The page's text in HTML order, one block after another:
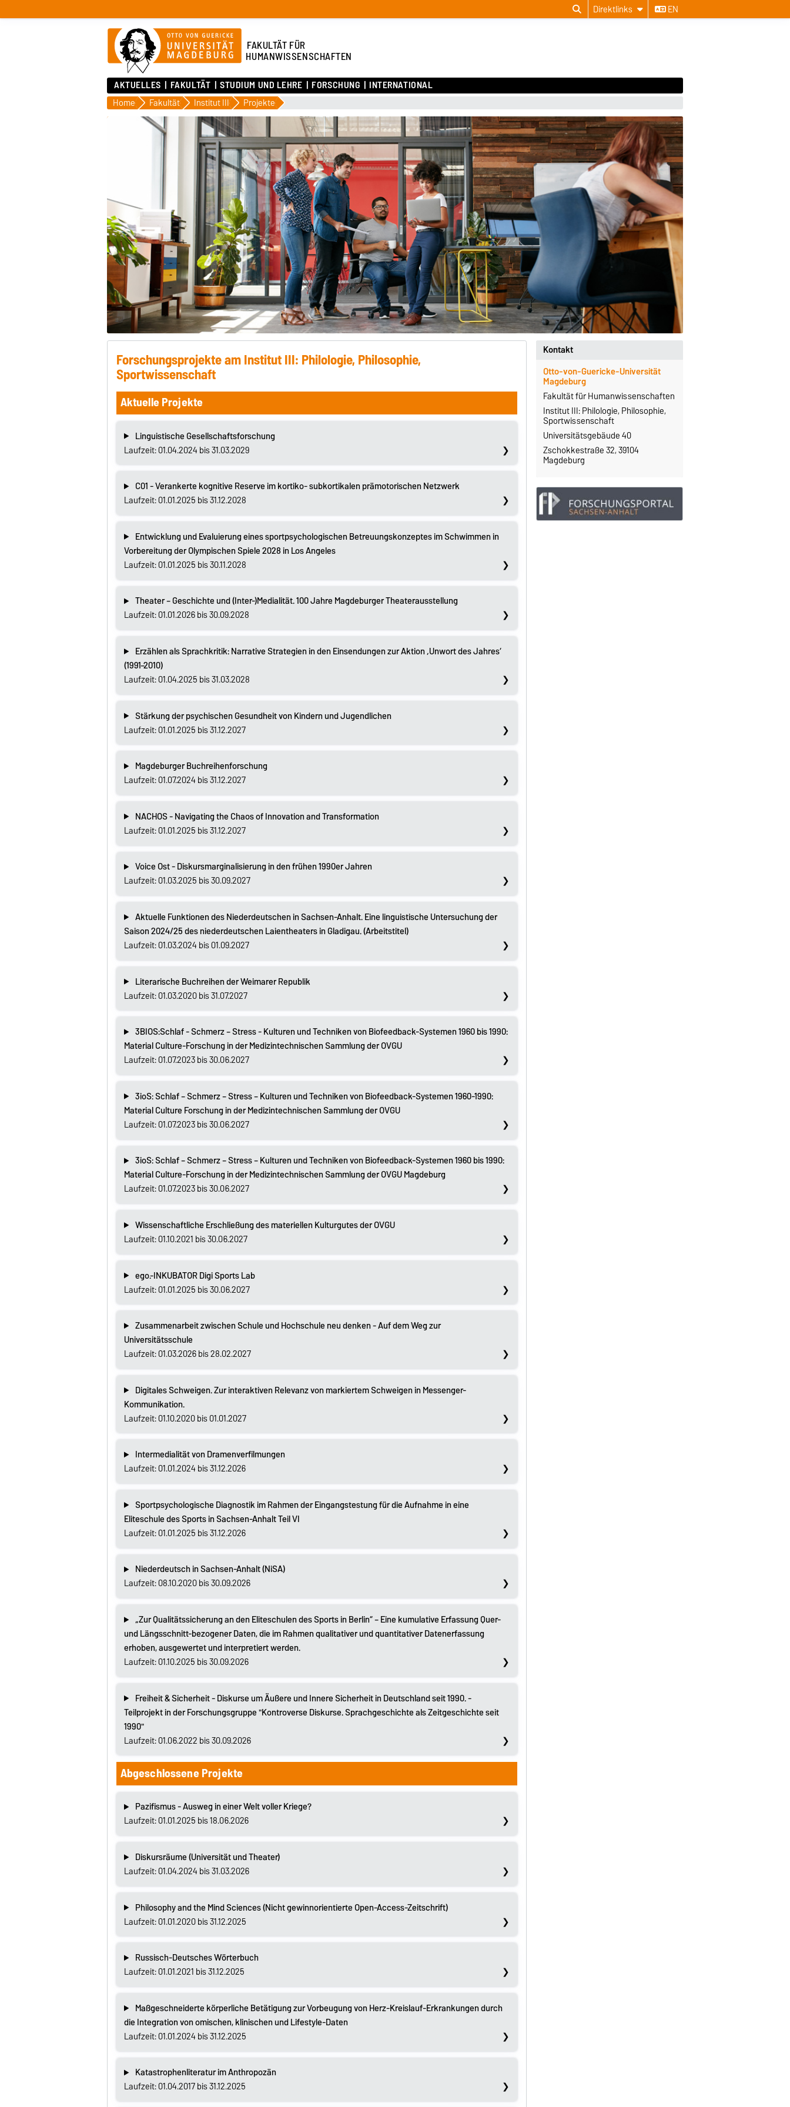
Direktlinks EN
FAKULTÄT FÜR
HUMANWISSENSCHAFTEN
AKTUELLES FAKULTÄT STUDIUM UND LEHRE FORSCHUNG INTERNATIONAL
Home Fakultät Institut III Projekte
Forschungsprojekte am Institut III: Philologie, Philosophie,
Sportwissenschaft
Aktuelle Projekte
Linguistische Gesellschaftsforschung
Laufzeit: 01.04.2024 bis 31.03.2029
C01 - Verankerte kognitive Reserve im kortiko- subkortikalen prämotorischen Netzwerk
Laufzeit: 01.01.2025 bis 31.12.2028
Entwicklung und Evaluierung eines sportpsychologischen Betreuungskonzeptes im Schwimmen in
Vorbereitung der Olympischen Spiele 2028 in Los Angeles
Laufzeit: 01.01.2025 bis 30.11.2028
Theater – Geschichte und (Inter-)Medialität. 100 Jahre Magdeburger Theaterausstellung
Laufzeit: 01.01.2026 bis 30.09.2028
Erzählen als Sprachkritik: Narrative Strategien in den Einsendungen zur Aktion ‚Unwort des Jahres‘
(1991–2010)
Laufzeit: 01.04.2025 bis 31.03.2028
Stärkung der psychischen Gesundheit von Kindern und Jugendlichen
Laufzeit: 01.01.2025 bis 31.12.2027
Magdeburger Buchreihenforschung
Laufzeit: 01.07.2024 bis 31.12.2027
NACHOS - Navigating the Chaos of Innovation and Transformation
Laufzeit: 01.01.2025 bis 31.12.2027
Voice Ost - Diskursmarginalisierung in den frühen 1990er Jahren
Laufzeit: 01.03.2025 bis 30.09.2027
Aktuelle Funktionen des Niederdeutschen in Sachsen-Anhalt. Eine linguistische Untersuchung der
Saison 2024/25 des niederdeutschen Laientheaters in Gladigau. (Arbeitstitel)
Laufzeit: 01.03.2024 bis 01.09.2027
Literarische Buchreihen der Weimarer Republik
Laufzeit: 01.03.2020 bis 31.07.2027
3BIOS:Schlaf - Schmerz – Stress - Kulturen und Techniken von Biofeedback-Systemen 1960 bis 1990:
Material Culture-Forschung in der Medizintechnischen Sammlung der OVGU
Laufzeit: 01.07.2023 bis 30.06.2027
3ioS: Schlaf – Schmerz – Stress – Kulturen und Techniken von Biofeedback-Systemen 1960-1990:
Material Culture Forschung in der Medizintechnischen Sammlung der OVGU
Laufzeit: 01.07.2023 bis 30.06.2027
3ioS: Schlaf – Schmerz – Stress – Kulturen und Techniken von Biofeedback-Systemen 1960 bis 1990:
Material Culture-Forschung in der Medizintechnischen Sammlung der OVGU Magdeburg
Laufzeit: 01.07.2023 bis 30.06.2027
Wissenschaftliche Erschließung des materiellen Kulturgutes der OVGU
Laufzeit: 01.10.2021 bis 30.06.2027
ego.-INKUBATOR Digi Sports Lab
Laufzeit: 01.01.2025 bis 30.06.2027
Zusammenarbeit zwischen Schule und Hochschule neu denken - Auf dem Weg zur
Universitätsschule
Laufzeit: 01.03.2026 bis 28.02.2027
Digitales Schweigen. Zur interaktiven Relevanz von markiertem Schweigen in Messenger-
Kommunikation.
Laufzeit: 01.10.2020 bis 01.01.2027
Intermedialität von Dramenverfilmungen
Laufzeit: 01.01.2024 bis 31.12.2026
Sportpsychologische Diagnostik im Rahmen der Eingangstestung für die Aufnahme in eine
Eliteschule des Sports in Sachsen-Anhalt Teil VI
Laufzeit: 01.01.2025 bis 31.12.2026
Niederdeutsch in Sachsen-Anhalt (NiSA)
Laufzeit: 08.10.2020 bis 30.09.2026
„Zur Qualitätssicherung an den Eliteschulen des Sports in Berlin“ – Eine kumulative Erfassung Quer-
und Längsschnitt-bezogener Daten, die im Rahmen qualitativer und quantitativer Datenerfassung
erhoben, ausgewertet und interpretiert werden.
Laufzeit: 01.10.2025 bis 30.09.2026
Freiheit & Sicherheit - Diskurse um Äußere und Innere Sicherheit in Deutschland seit 1990. -
Teilprojekt in der Forschungsgruppe "Kontroverse Diskurse. Sprachgeschichte als Zeitgeschichte seit
1990"
Laufzeit: 01.06.2022 bis 30.09.2026
Abgeschlossene Projekte
Pazifismus - Ausweg in einer Welt voller Kriege?
Laufzeit: 01.01.2025 bis 18.06.2026
Diskursräume (Universität und Theater)
Laufzeit: 01.04.2024 bis 31.03.2026
Philosophy and the Mind Sciences (Nicht gewinnorientierte Open-Access-Zeitschrift)
Laufzeit: 01.01.2020 bis 31.12.2025
Russisch-Deutsches Wörterbuch
Laufzeit: 01.01.2021 bis 31.12.2025
Maßgeschneiderte körperliche Betätigung zur Vorbeugung von Herz-Kreislauf-Erkrankungen durch
die Integration von omischen, klinischen und Lifestyle-Daten
Laufzeit: 01.01.2024 bis 31.12.2025
Katastrophenliteratur im Anthropozän
Laufzeit: 01.04.2017 bis 31.12.2025
Kontakt
Otto-von-Guericke-Universität
Magdeburg
Fakultät für Humanwissenschaften
Institut III: Philologie, Philosophie,
Sportwissenschaft
Universitätsgebäude 40
Zschokkestraße 32, 39104
Magdeburg